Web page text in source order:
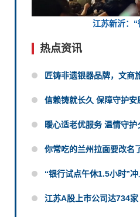
江苏新沂：“
热点资讯
匠铸非遗银器品牌，文商
信赖铸就长久 保障守护
暖心适老优服务 温情守
你常吃的兰州拉面要改名
“银行试点午休1.5小时”
江苏A股上市公司达734